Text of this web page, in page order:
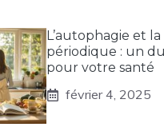
L’autophagie et
périodique : un
pour votre santé
février 4, 2025